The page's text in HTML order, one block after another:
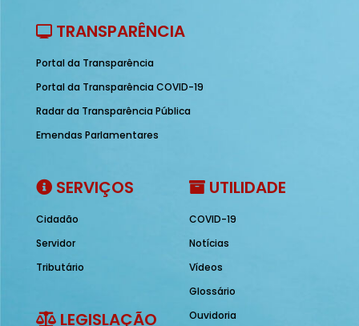
TRANSPARÊNCIA
Portal da Transparência
Portal da Transparência COVID-19
Radar da Transparência Pública
Emendas Parlamentares
SERVIÇOS
Cidadão
Servidor
Tributário
LEGISLAÇÃO
UTILIDADE
COVID-19
Notícias
Vídeos
Glossário
Ouvidoria